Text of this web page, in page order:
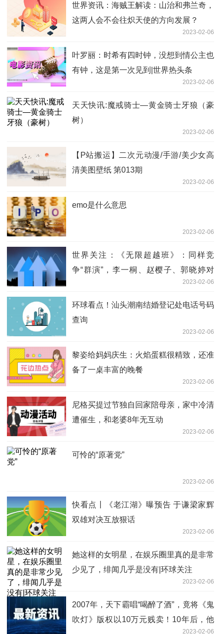
世界资讯：海贼王解读：山治和弗兰奇，
这两人会不会往炽天使的方向发展？
2023-02-06
叶罗丽：时希有四时钟，没想到情公主也
有钟，这是第一次见到|世界热头条
2023-02-06
天天快讯:魔戒骑士—黄金骑士牙狼（豪
树）
2023-02-06
【P站搬运】二次元动漫/手游/美少女高
清美图壁纸 第013期
2023-02-06
emo是什么意思
2023-02-06
世界关注：《无限超越班》：同样竞
争“群演”，李一桐、赵樱子、郭晓婷对
2023-02-06
环球看点！汕头潮南结婚登记处电话号码
查询
2023-02-06
黎姿给妈妈庆生：火焰蛋糕很精致，还准
备了一桌丰富的晚餐
2023-02-06
尼格买提过节独自回家陪母亲，家中冷清
遭催生，和老婆8年无互动
2023-02-06
可怜的“原著党”
2023-02-06
快看点丨《老江湖》曝预告 于谦梁家辉
双雄对决互放狠话
2023-02-06
她这样的女明星，在娱乐圈里真的是非常
少见了，绯闻几乎是没有|环球关注
2023-02-06
2007年，天下霸唱“喝醉了酒”，竟将《鬼
吹灯》版权以10万元贱卖！10年后，他
2023-02-06